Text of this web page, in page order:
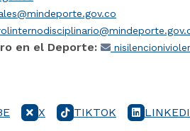
en el Deporte:
X TIKTOK